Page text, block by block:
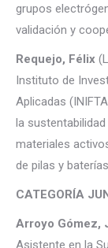
grupos
validación y
Requejo, Félix
Instituto de
Aplicadas
la
materiales
de pilas y
CATEGORÍA
Arroyo Gómez,
Asistente en la